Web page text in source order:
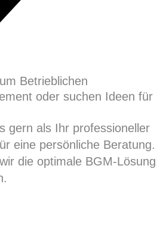
Betrieblichen
oder suchen Ideen für
gern als Ihr professioneller
eine persönliche Beratung.
die optimale BGM-Lösung